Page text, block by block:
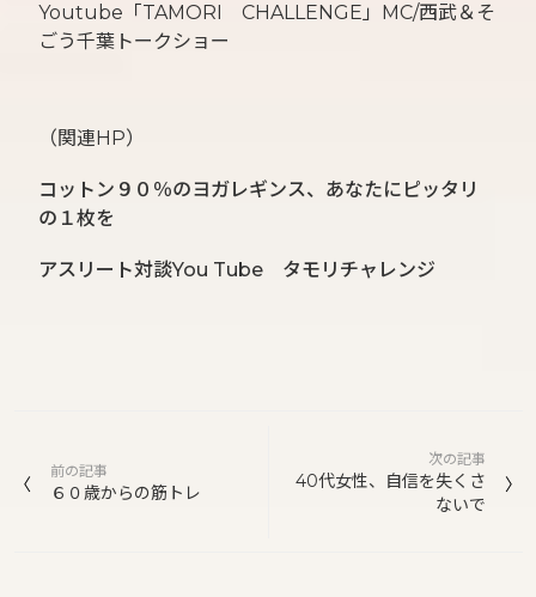
Youtube「TAMORI CHALLENGE」MC/西武＆そ
ごう千葉トークショー
（関連HP）
コットン９０％のヨガレギンス、あなたにピッタリ
の１枚を
アスリート対談You Tube タモリチャレンジ
稿
前の記事
６０歳からの筋トレ
次の記事
40代女性、自信を失くさ
ないで